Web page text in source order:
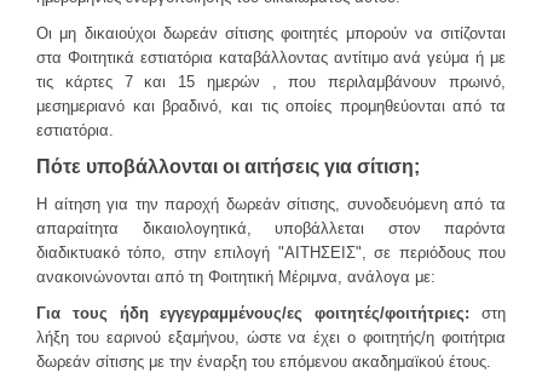
Οι μη δικαιούχοι δωρεάν σίτισης φοιτητές μπορούν να σιτίζονται
στα Φοιτητικά εστιατόρια καταβάλλοντας αντίτιμο ανά γεύμα ή με
τις κάρτες 7 και 15 ημερών , που περιλαμβάνουν πρωινό,
μεσημεριανό και βραδινό, και τις οποίες προμηθεύονται από τα
εστιατόρια.
Πότε υποβάλλονται οι αιτήσεις για σίτιση;
Η αίτηση για την παροχή δωρεάν σίτισης, συνοδευόμενη από τα
απαραίτητα δικαιολογητικά, υποβάλλεται στον παρόντα
διαδικτυακό τόπο, στην επιλογή "ΑΙΤΗΣΕΙΣ", σε περιόδους που
ανακοινώνονται από τη Φοιτητική Μέριμνα, ανάλογα με:
Για τους ήδη εγγεγραμμένους/ες φοιτητές/φοιτήτριες: στη
λήξη του εαρινού εξαμήνου, ώστε να έχει ο φοιτητής/η φοιτήτρια
δωρεάν σίτισης με την έναρξη του επόμενου ακαδημαϊκού έτους.